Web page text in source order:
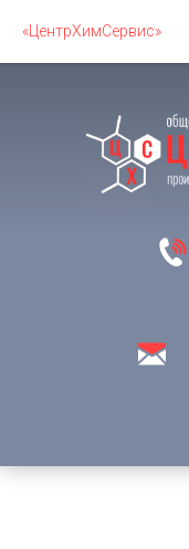
«ЦентрХимСервис»